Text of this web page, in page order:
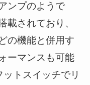
ンプのようで
載されており、
の機能と併用す
ーマンスも可能
トスイッチでリ